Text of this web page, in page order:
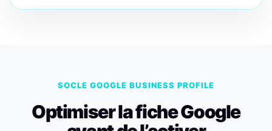
SOCLE GOOGLE BUSINESS PROFILE
Optimiser la fiche Google